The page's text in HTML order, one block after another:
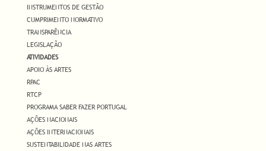
INSTRUMENTOS DE GESTÃO
CUMPRIMENTO NORMATIVO
TRANSPARÊNCIA
LEGISLAÇÃO
ATIVIDADES
APOIO ÀS ARTES
RPAC
RTCP
PROGRAMA SABER FAZER PORTUGAL
AÇÕES NACIONAIS
AÇÕES INTERNACIONAIS
SUSTENTABILIDADE NAS ARTES